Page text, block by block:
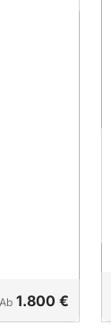
Ab 1.800 €